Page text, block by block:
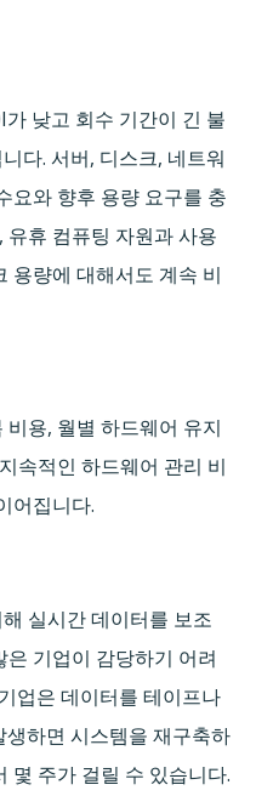
낮고 회수 기간이 긴 불
다. 서버, 디스크, 네트워
요와 향후 용량 요구를 충
휴 컴퓨팅 자원과 사용
용량에 대해서도 계속 비
용, 월별 하드웨어 유지
속적인 하드웨어 관리 비
어집니다.
실시간 데이터를 보조
기업이 감당하기 어려
업은 데이터를 테이프나
하면 시스템을 재구축하
몇 주가 걸릴 수 있습니다.